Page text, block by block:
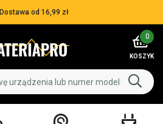
Dostawa od 16,99 zł
0
KOSZYK